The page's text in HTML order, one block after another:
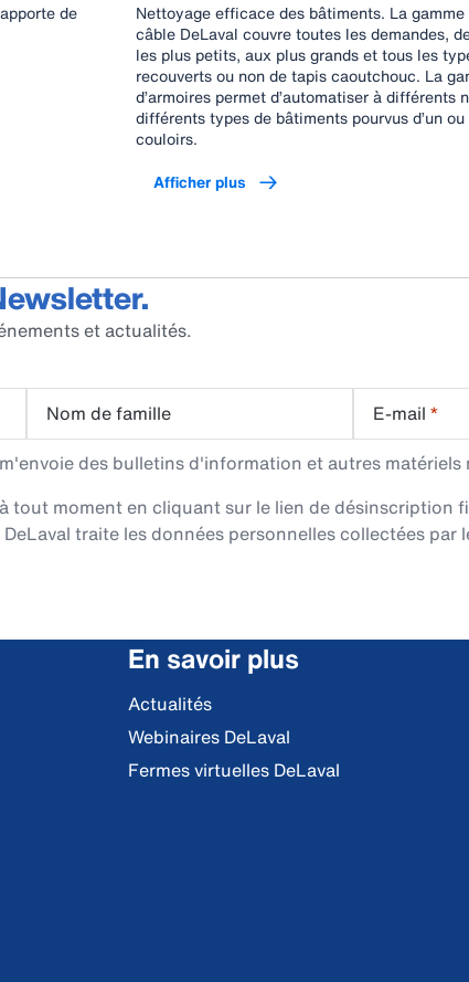
de
Nettoyage efficace des bâtiments. La
câble DeLaval couvre toutes les demandes,
les plus petits, aux plus grands et tous les
recouverts ou non de tapis caoutchouc. La
d’armoires permet d’automatiser à différents
différents types de bâtiments pourvus d’un
couloirs.
Afficher plus
et actualités.
Nom de famille E-mail *
des bulletins d'information et autres
tout moment en cliquant sur le lien de
traite les données personnelles collectées
En savoir plus
Actualités
Webinaires DeLaval
Fermes virtuelles DeLaval